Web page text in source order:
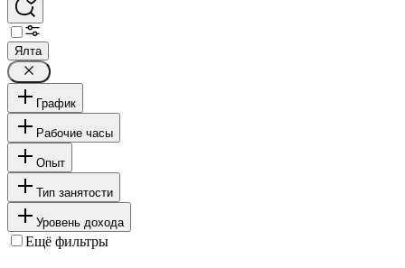
Ялта
График
Рабочие часы
Опыт
Тип занятости
Уровень дохода
Ещё фильтры